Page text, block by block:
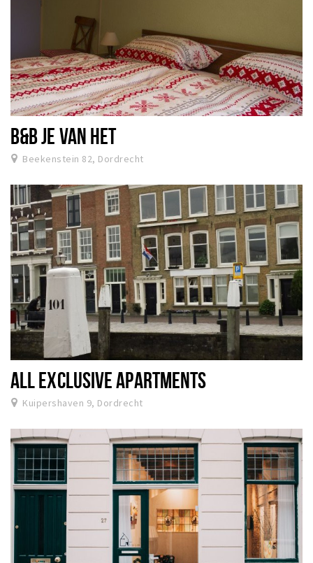
B&B JE VAN HET
Beekenstein 82, Dordrecht
ALL EXCLUSIVE APARTMENTS
Kuipershaven 9, Dordrecht